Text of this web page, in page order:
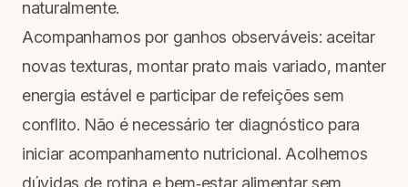
naturalmente.
Acompanhamos por ganhos observáveis: aceitar
novas texturas, montar prato mais variado, manter
energia estável e participar de refeições sem
conflito. Não é necessário ter diagnóstico para
iniciar acompanhamento nutricional. Acolhemos
dúvidas de rotina e bem‑estar alimentar sem